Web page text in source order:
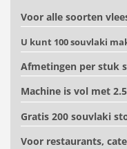
Voor alle soorten
U kunt 100 souvlaki
Afmetingen per stuk
Machine is vol met
Gratis 200 souvlaki
Voor restaurants,